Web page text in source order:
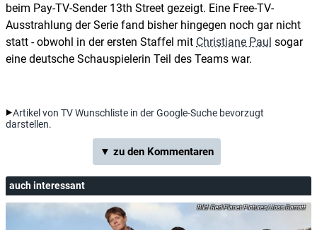
beim Pay-TV-Sender 13th Street gezeigt. Eine Free-TV-
Ausstrahlung der Serie fand bisher hingegen noch gar nicht
statt - obwohl in der ersten Staffel mit Christiane Paul sogar
eine deutsche Schauspielerin Teil des Teams war.
Artikel von TV Wunschliste in der Google-Suche bevorzugt
darstellen.
▼ zu den Kommentaren
auch interessant
Red Planet Pictures/Joss Barratt